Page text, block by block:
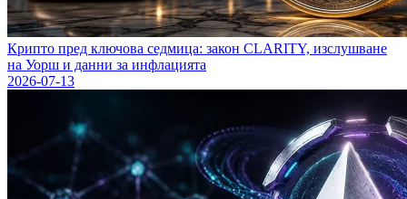
Крипто пред ключова седмица: закон CLARITY, изслушване
на Уорш и данни за инфлацията
2026-07-13